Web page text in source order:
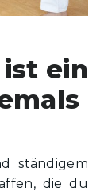
ein
ständigem
die du